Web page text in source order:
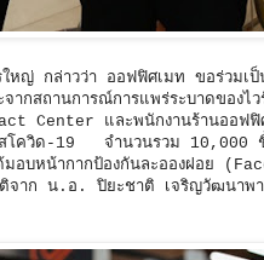
หญ่ กล่าวว่า ออฟฟิศเมท ขอร่วมเ
ากสถานการณ์การแพร่ระบาดของ
Center และพนักงานร้านออฟฟิศ
โควิด-19 จำนวนรวม 10,000 ชิ้
ด้มอบหน้ากากป้องกันละอองฝอ
ติจาก น.อ. ปิยะชาติ เจริญวัฒนาพ